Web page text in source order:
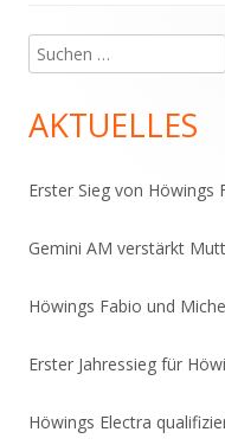
Beiträge
Haupt-
Seitenleiste
Suchen
nach:
AKTUELLES
Erster Sieg von Höwings
Gemini AM verstärkt
Höwings Fabio und
Erster Jahressieg für
Höwings Electra